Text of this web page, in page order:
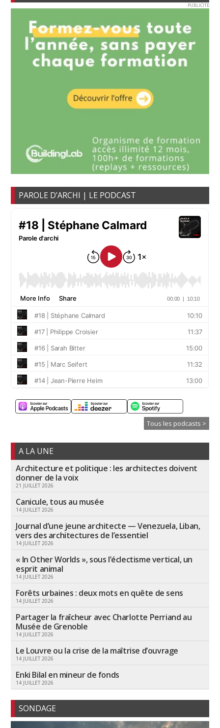
PUBLICITE
PAROLE D’ARCHI | LE PODCAST
Tous les podcasts >
A LA UNE
Architecture et politique : les architectes doivent
donner de la voix
21 JUILLET 2026
Canicule, tous au musée
14 JUILLET 2026
Journal d’une jeune architecte — Venezuela, Liban,
vers des architectures de l’essentiel
14 JUILLET 2026
« In Other Worlds », sous l’éclectisme vertical, un
esprit animal
14 JUILLET 2026
Forêts urbaines : deux mots en quête de sens
14 JUILLET 2026
Partager la fraîcheur avec Charlotte Perriand au
Musée de Grenoble
14 JUILLET 2026
Le Louvre ou la crise de la maîtrise d’ouvrage
14 JUILLET 2026
Enki Bilal en mineur de fonds
14 JUILLET 2026
SONDAGE